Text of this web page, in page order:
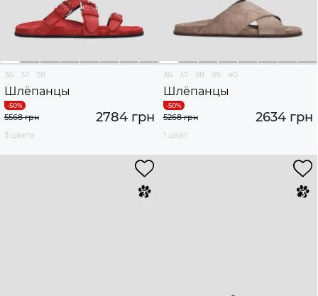
36 37 38
Шлёпанцы
2784 грн
5568 грн
3 цвета
36 37 38 39 40
Шлёпанцы
2634 грн
5268 грн
1 цвет